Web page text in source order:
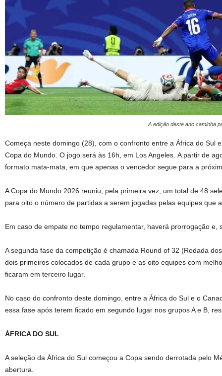
A edição deste ano caminha
Começa neste domingo (28), com o confronto entre a África do Sul
Copa do Mundo. O jogo será às 16h, em Los Angeles. A partir de
formato mata-mata, em que apenas o vencedor segue para a
A Copa do Mundo 2026 reuniu, pela primeira vez, um total de 48
para oito o número de partidas a serem jogadas pelas equipes que
Em caso de empate no tempo regulamentar, haverá prorrogação e,
A segunda fase da competição é chamada Round of 32 (Rodada
dois primeiros colocados de cada grupo e as oito equipes com
ficaram em terceiro lugar.
No caso do confronto deste domingo, entre a África do Sul e o
essa fase após terem ficado em segundo lugar nos grupos A e B,
ÁFRICA DO SUL
A seleção da África do Sul começou a Copa sendo derrotada pelo
abertura.